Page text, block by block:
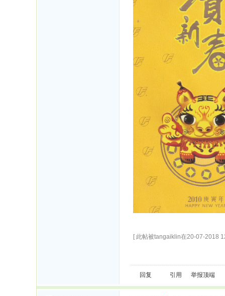
[ 此帖被tangaiklin在20-07-2018
回复 引用 举报顶端